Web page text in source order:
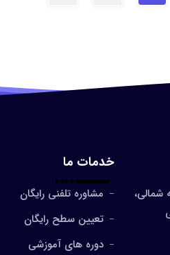
شمالی،
خدمات ما
مشاوره تلفنی رایگان
تعیین سطح رایگان
دوره های آموزشی